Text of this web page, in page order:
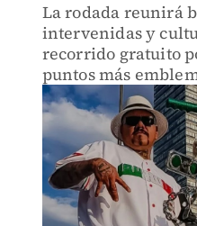
La rodada reunirá
intervenidas y
recorrido gratuito
puntos más
Reforma en CdMx.